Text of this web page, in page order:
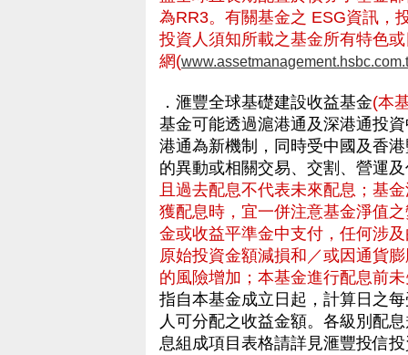
為RR3。有關基金之 ESG資訊，
投資人須知所載之基金所有特色
網(
．滙豐全球基礎建設收益基金(本
基金可能透過滬港通及深港通投
港通為新機制，同時受中國及香
的異動或相關交易、交割、營運
且過去配息不代表未來配息；基
獲配息時，宜一併注意基金淨值
金或收益平準金中支付，任何涉
原始投資金額減損和／或因通貨
的風險增加；本基金進行配息前
指自本基金成立日起，計算日之
人可分配之收益金額。各級別配
息組成項目表格請詳見滙豐投信